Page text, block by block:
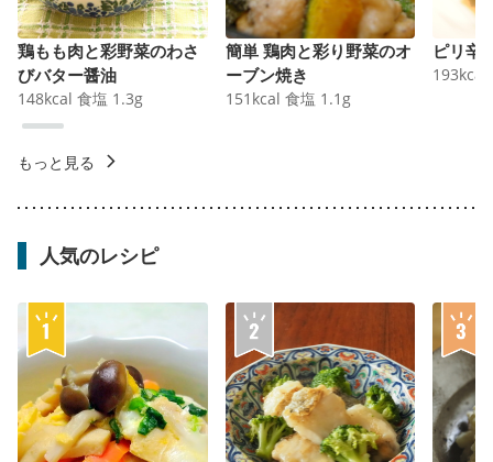
鶏もも肉と彩野菜のわさ
びバター醤油
148kcal 食塩 1.3g
簡単 鶏肉と彩り野菜のオ
ーブン焼き
151 kcal 食塩 1.1 g
ピリ辛
193kcal
もっと見る
人気のレシピ